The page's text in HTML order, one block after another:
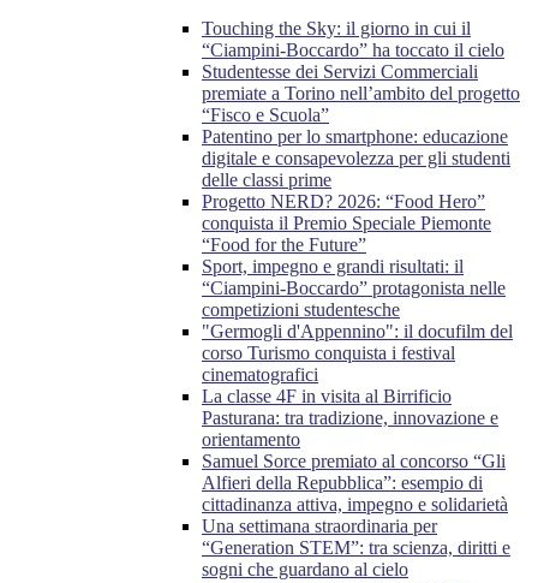
Touching the Sky: il giorno in cui il
“Ciampini-Boccardo” ha toccato il cielo
Studentesse dei Servizi Commerciali
premiate a Torino nell’ambito del progetto
“Fisco e Scuola”
Patentino per lo smartphone: educazione
digitale e consapevolezza per gli studenti
delle classi prime
Progetto NERD? 2026: “Food Hero”
conquista il Premio Speciale Piemonte
“Food for the Future”
Sport, impegno e grandi risultati: il
“Ciampini-Boccardo” protagonista nelle
competizioni studentesche
"Germogli d'Appennino": il docufilm del
corso Turismo conquista i festival
cinematografici
La classe 4F in visita al Birrificio
Pasturana: tra tradizione, innovazione e
orientamento
Samuel Sorce premiato al concorso “Gli
Alfieri della Repubblica”: esempio di
cittadinanza attiva, impegno e solidarietà
Una settimana straordinaria per
“Generation STEM”: tra scienza, diritti e
sogni che guardano al cielo